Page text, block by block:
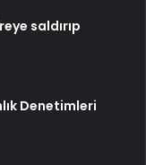
saldırıp
Denetimleri